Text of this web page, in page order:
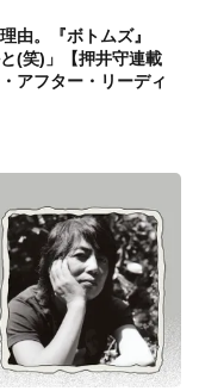
由。『ボトムズ』
(笑)」【押井守連載
アフター・リーディ